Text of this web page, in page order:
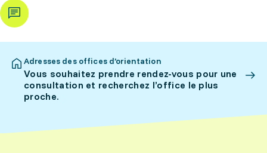
Adresses des offices d’orientation
Vous souhaitez prendre rendez-vous pour une
consultation et recherchez l’office le plus
proche.